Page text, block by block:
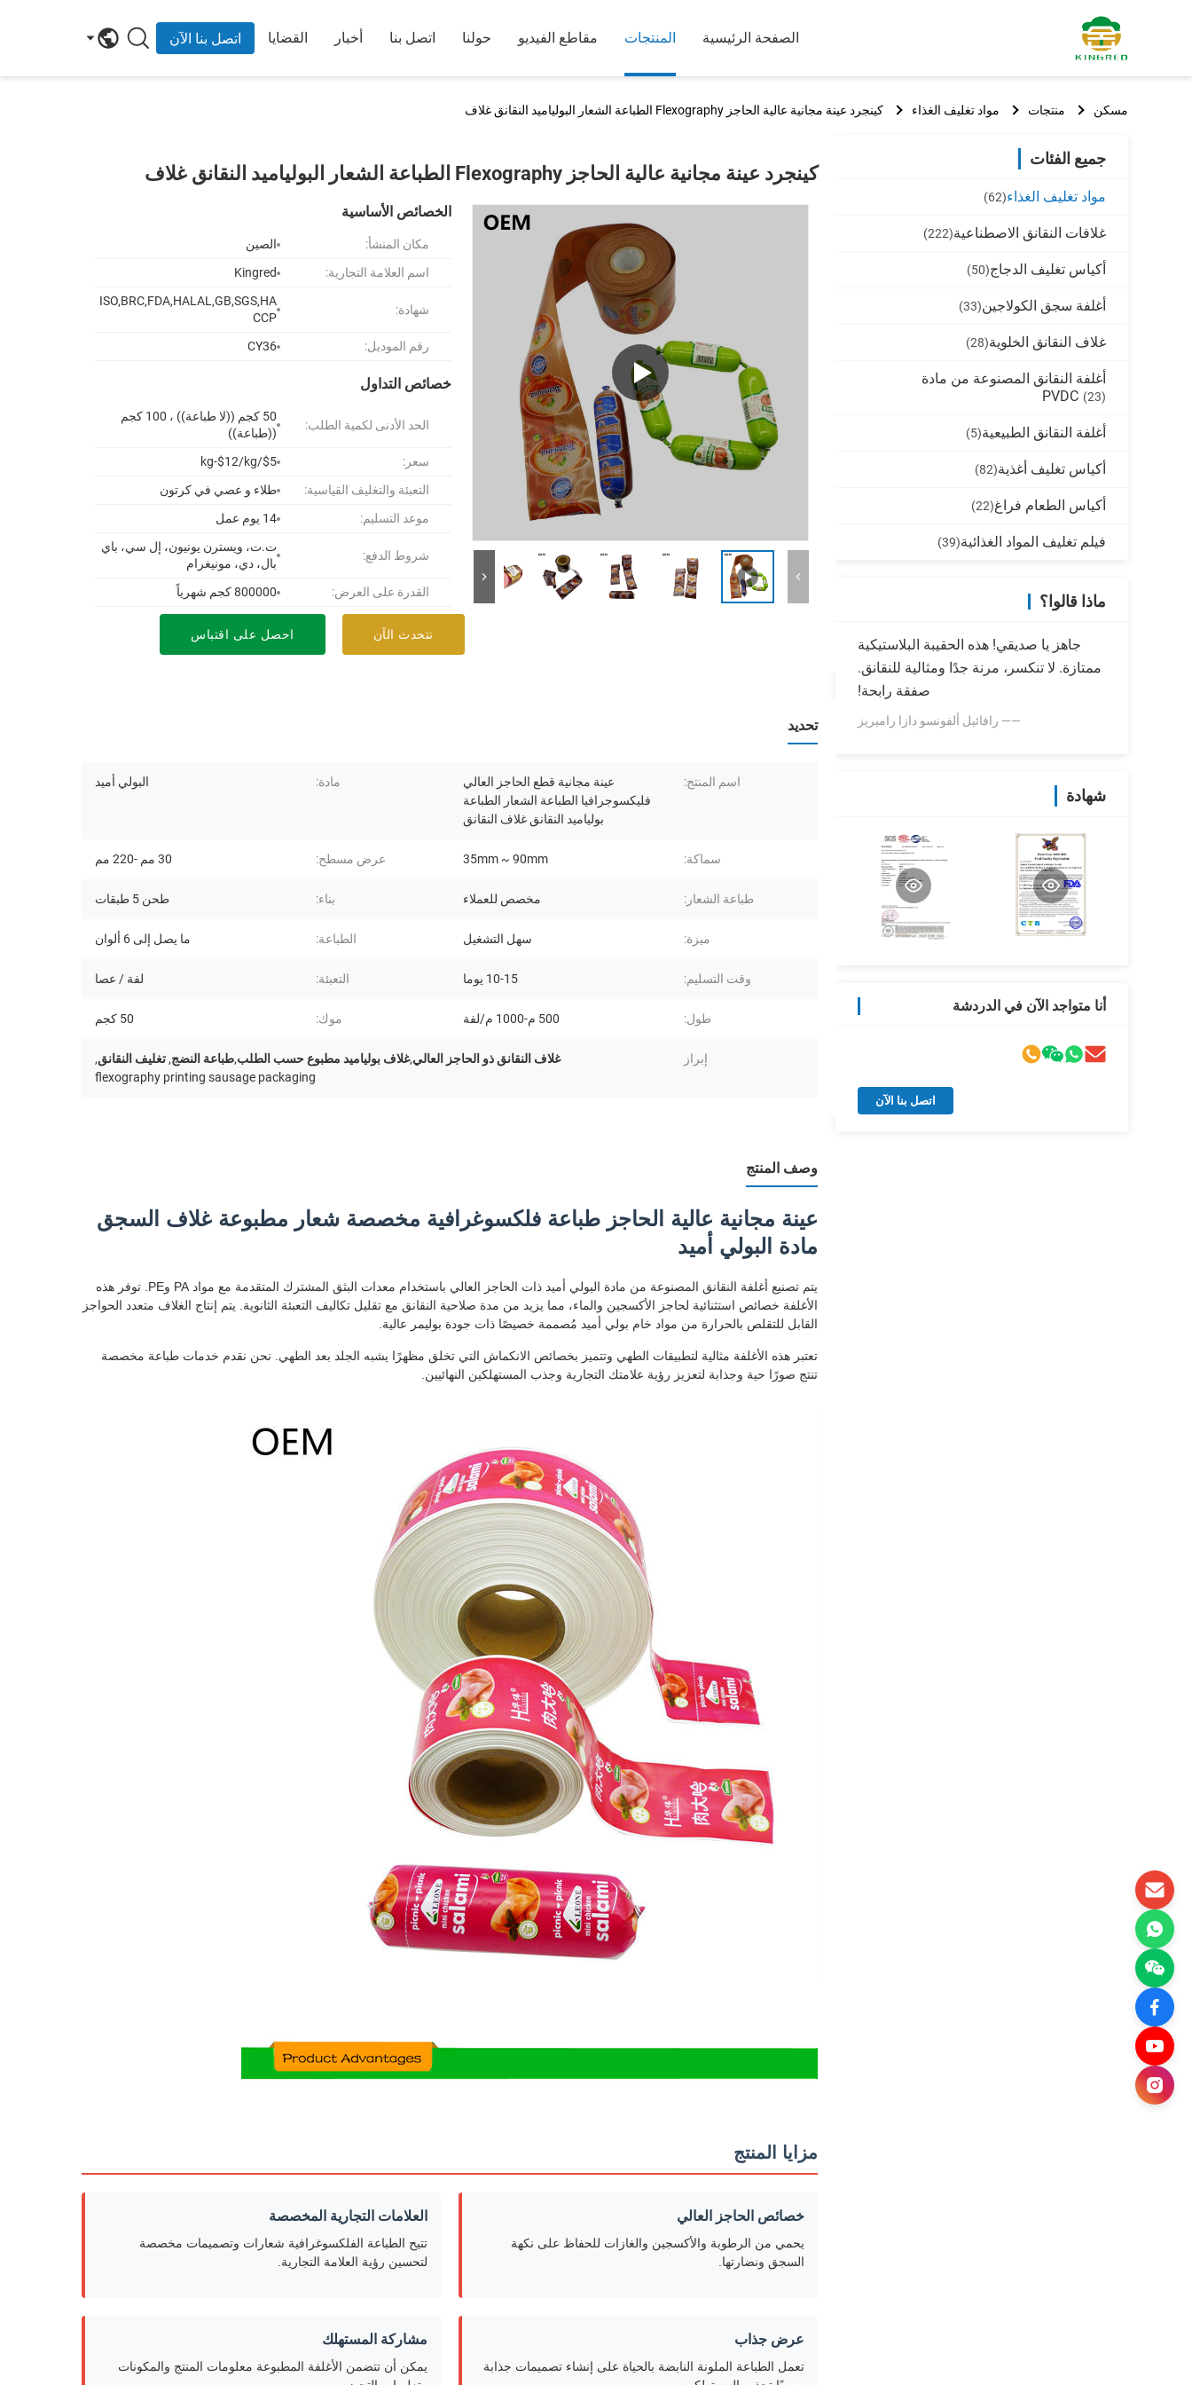
الصفحة الرئيسية المنتجات مقاطع الفيديو حولنا اتصل بنا أخبار القضايا اتصل بنا الآن
مسكن منتجات مواد تغليف الغذاء كينجرد عينة مجانية عالية الحاجز Flexography الطباعة الشعار البولياميد النقانق غلاف
جميع الفئات
مواد تغليف الغذاء(62)
غلافات النقانق الاصطناعية(222)
أكياس تغليف الدجاج(50)
أغلفة سجق الكولاجين(33)
غلاف النقانق الخلوية(28)
أغلفة النقانق المصنوعة من مادة
PVDC (23)
أغلفة النقانق الطبيعية(5)
أكياس تغليف أغذية(82)
أكياس الطعام فراغ(22)
فيلم تغليف المواد الغذائية(39)
ماذا قالوا؟
جاهز يا صديقي! هذه الحقيبة البلاستيكية
ممتازة. لا تنكسر، مرنة جدًا ومثالية للنقانق.
صفقة رابحة!
—— رافائيل ألفونسو دازا راميريز
شهادة
أنا متواجد الآن في الدردشة
اتصل بنا الآن
كينجرد عينة مجانية عالية الحاجز Flexography الطباعة الشعار البولياميد النقانق غلاف
الخصائص الأساسية
مكان المنشأ:
الصين
اسم العلامة التجارية:
Kingred
شهادة:
ISO,BRC,FDA,HALAL,GB,SGS,HA
CCP
رقم الموديل:
CY36
خصائص التداول
الحد الأدنى لكمية الطلب:
50 كجم ((لا طباعة)) ، 100 كجم
((طباعة))
سعر:
$5/kg-$12/kg
التعبئة والتغليف القياسية:
طلاء و عصي في كرتون
موعد التسليم:
14 يوم عمل
شروط الدفع:
ت.ت، ويسترن يونيون، إل سي، باي
بال، دي، مونيغرام
القدرة على العرض:
800000 كجم شهرياً
نتحدث الآن احصل على اقتباس
تحديد
اسم المنتج:
عينة مجانية قطع الحاجز العالي
فليكسوجرافيا الطباعة الشعار الطباعة
بولياميد النقانق غلاف النقانق
مادة: البولي أميد
سماكة: 35mm ~ 90mm عرض مسطح: 30 مم -220 مم
طباعة الشعار: مخصص للعملاء بناء: طحن 5 طبقات
ميزة: سهل التشغيل الطباعة: ما يصل إلى 6 ألوان
وقت التسليم: 10-15 يوما التعبئة: لفة / عصا
طول: 500 م-1000 م/لفة موك: 50 كجم
إبراز غلاف النقانق ذو الحاجز العالي,غلاف بولياميد مطبوع حسب الطلب,طباعة النضج, تغليف النقانق,
flexography printing sausage packaging
وصف المنتج
عينة مجانية عالية الحاجز طباعة فلكسوغرافية مخصصة شعار مطبوعة غلاف السجق
مادة البولي أميد
يتم تصنيع أغلفة النقانق المصنوعة من مادة البولي أميد ذات الحاجز العالي باستخدام معدات البثق المشترك المتقدمة مع مواد PA وPE. توفر هذه
الأغلفة خصائص استثنائية لحاجز الأكسجين والماء، مما يزيد من مدة صلاحية النقانق مع تقليل تكاليف التعبئة الثانوية. يتم إنتاج الغلاف متعدد الحواجز
القابل للتقلص بالحرارة من مواد خام بولي أميد مُصممة خصيصًا ذات جودة بوليمر عالية.
تعتبر هذه الأغلفة مثالية لتطبيقات الطهي وتتميز بخصائص الانكماش التي تخلق مظهرًا يشبه الجلد بعد الطهي. نحن نقدم خدمات طباعة مخصصة
تنتج صورًا حية وجذابة لتعزيز رؤية علامتك التجارية وجذب المستهلكين النهائيين.
مزايا المنتج
خصائص الحاجز العالي
يحمي من الرطوبة والأكسجين والغازات للحفاظ على نكهة
السجق ونضارتها.
العلامات التجارية المخصصة
تتيح الطباعة الفلكسوغرافية شعارات وتصميمات مخصصة
لتحسين رؤية العلامة التجارية.
عرض جذاب
تعمل الطباعة الملونة النابضة بالحياة على إنشاء تصميمات جذابة
مشاركة المستهلك
يمكن أن تتضمن الأغلفة المطبوعة معلومات المنتج والمكونات